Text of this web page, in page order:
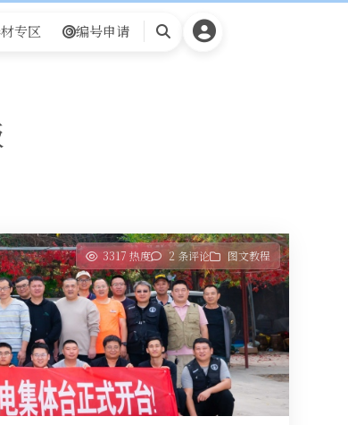
专区 编号申请
搜
3317 热度 2 条评论 图文教程